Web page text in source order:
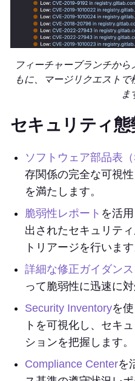
フィーチャーブランチか
もに、マージリクエスト
ま
セキュリティ態
ソフトウェア部品表（
存関係の完全な可視
を満たします。
脆弱性レポート を活
出されたセキュリテ
トリアージを行います
詳細な修正ガイダンス
って脆弱性に迅速に対
Security Inventoryを
トを可視化し、セキ
ションを把握します。
Compliance Centerを